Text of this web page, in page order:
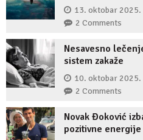
13. oktobar 2025.
2 Comments
Nesavesno
sistem zakaže
10. oktobar 2025.
2 Comments
Novak Đoković
pozitivne energije